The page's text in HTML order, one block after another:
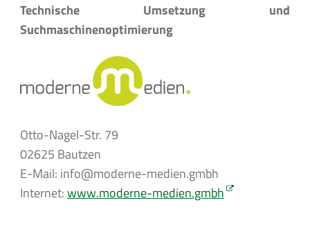
Technische Umsetzung und
Suchmaschinenoptimierung
Otto-Nagel-Str. 79
02625 Bautzen
E-Mail: info@moderne-medien.gmbh
Internet:www.moderne-medien.gmbh